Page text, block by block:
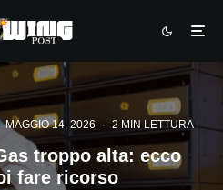
MAGGIO 14, 2026 · 2 MIN LETTURA
troppo alta: ecco
fare ricorso